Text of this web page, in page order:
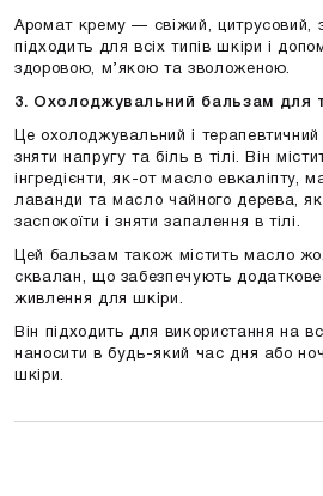
Аромат крему — свіжий, цитрусовий,
підходить для всіх типів шкіри і
здоровою, м’якою та зволоженою.
3. Охолоджувальний бальзам для
Це охолоджувальний і
зняти напругу та біль в тілі. Він
інгредієнти, як-отмасло евкаліпту,
лаванди тамасло чайного дерева,
заспокоїти і зняти запалення в тілі.
Цей бальзам також містить масло
сквалан, що забезпечують
живлення для шкіри.
Він підходить для використання на
наносити в будь-який час дня або
шкіри.